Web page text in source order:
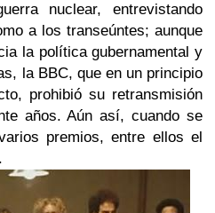
nuclear, entrevistando
a los transeúntes; aunque
la política gubernamental y
la BBC, que en un principio
prohibió su retransmisión
años. Aún así, cuando se
premios, entre ellos el